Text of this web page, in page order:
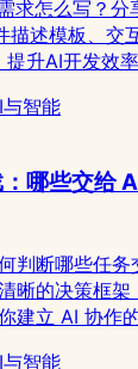
求怎么写？分
描述模板、交
升AI开发效率
智能
哪些交给
判断哪些任务
晰的决策框
建立 AI 协作
与智能